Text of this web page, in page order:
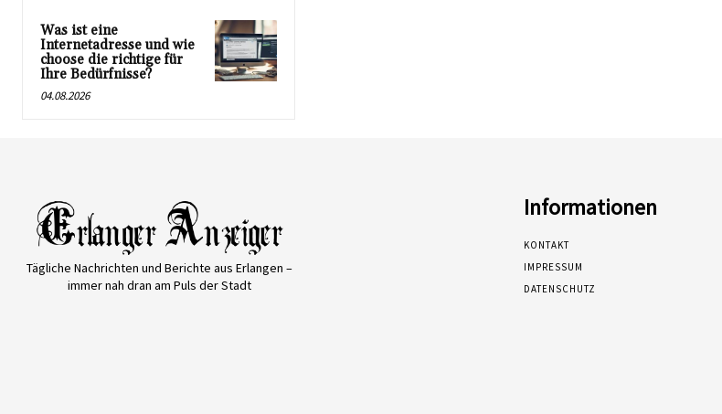
Was ist eine
Internetadresse und wie
choose die richtige für
Ihre Bedürfnisse?
04.08.2026
Tägliche Nachrichten und Berichte aus Erlangen –
immer nah dran am Puls der Stadt
Informationen
KONTAKT
IMPRESSUM
DATENSCHUTZ